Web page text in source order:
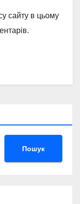
сайту в цьому
Пошук